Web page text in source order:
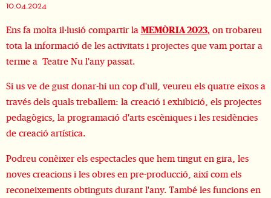
10.04.2024
Ens fa molta il·lusió compartir la MEMÒRIA 2023, on trobareu
tota la informació de les activitats i projectes que vam portar a
terme a Teatre Nu l'any passat.
Si us ve de gust donar-hi un cop d'ull, veureu els quatre eixos a
través dels quals treballem: la creació i exhibició, els projectes
pedagògics, la programació d'arts escèniques i les residències
de creació artística.
Podreu conèixer els espectacles que hem tingut en gira, les
noves creacions i les obres en pre-producció, així com els
reconeixements obtinguts durant l'any. També les funcions en